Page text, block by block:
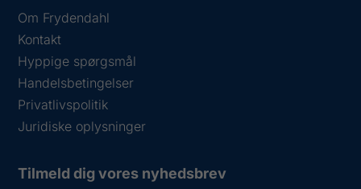
Om Frydendahl
Kontakt
Hyppige spørgsmål
Handelsbetingelser
Privatlivspolitik
Juridiske oplysninger
Tilmeld dig vores nyhedsbrev